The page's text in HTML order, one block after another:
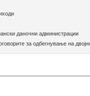
даночни администрации
за одбегнување на